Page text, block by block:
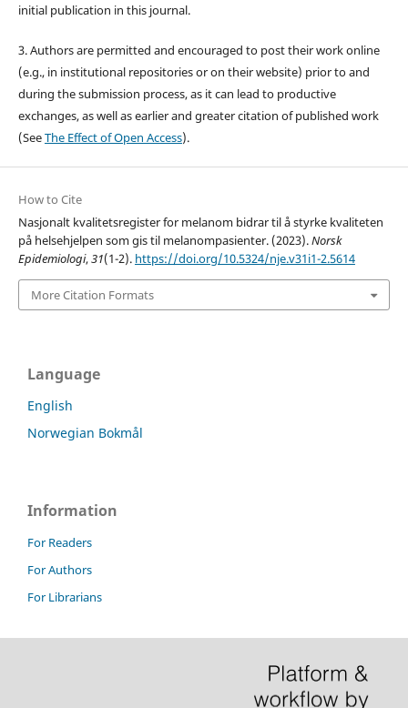
initial publication in this journal.
3. Authors are permitted and encouraged to post their work online
(e.g., in institutional repositories or on their website) prior to and
during the submission process, as it can lead to productive
exchanges, as well as earlier and greater citation of published work
(SeeThe Effect of Open Access).
How to Cite
Nasjonalt kvalitetsregister for melanom bidrar til å styrke kvaliteten
på helsehjelpen som gis til melanompasienter. (2023).Norsk
Epidemiologi,31(1-2). https://doi.org/10.5324/nje.v31i1-2.5614
More Citation Formats
Language
English
Norwegian Bokmål
Information
For Readers
For Authors
For Librarians